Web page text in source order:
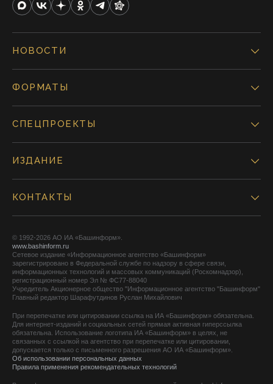
НОВОСТИ
ФОРМАТЫ
СПЕЦПРОЕКТЫ
ИЗДАНИЕ
КОНТАКТЫ
© 1992-2026 АО ИА «Башинформ».
www.bashinform.ru
Сетевое издание «Информационное агентство «Башинформ»
зарегистрировано в Федеральной службе по надзору в сфере связи,
информационных технологий и массовых коммуникаций (Роскомнадзор),
регистрационный номер Эл № ФС77-88040
Учредитель Акционерное общество "Информационное агентство "Башинформ"
Главный редактор Шарафутдинов Руслан Михайлович
При перепечатке или цитировании ссылка на ИА «Башинформ» обязательна.
Для интернет-изданий и социальных сетей прямая активная гиперссылка
обязательна. Использование логотипа ИА «Башинформ» в целях, не
связанных с ссылкой на агентство при перепечатке или цитировании,
допускается только с письменного разрешения АО ИА «Башинформ».
Об использовании персональных данных
Правила применения рекомендательных технологий